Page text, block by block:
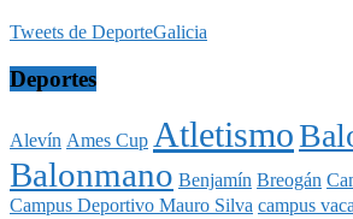
Tweets de DeporteGalicia
Deportes
Alevín Ames Cup Atletismo
Balonmano Benjamín Breogán
Campus Deportivo Mauro Silva campus